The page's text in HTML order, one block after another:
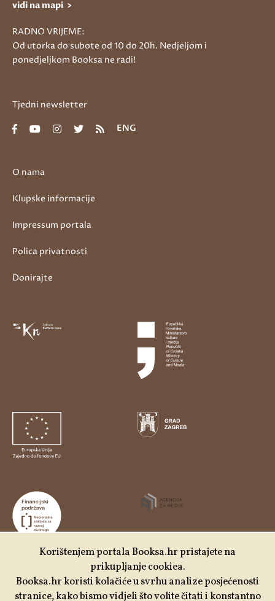
Udruga Kulturtreger je korisnik institucionalne podrške
Nacionalne zaklade za razvoj civilnoga društva za
O nama
Klupske informacije
Impressum portala
Polica privatnosti
Donirajte
vidi na mapi >
RADNO VRIJEME:
Od utorka do subote od 10 do 20h. Nedjeljom i
ponedjeljkom Booksa ne radi!
Tjedni newsletter
ENG
Korištenjem portala Booksa.hr pristajete na
prikupljanje cookiea.
Booksa.hr koristi kolačiće u svrhu analize posjećenosti
stranice, kako bismo vidjeli što volite čitati i konstantno